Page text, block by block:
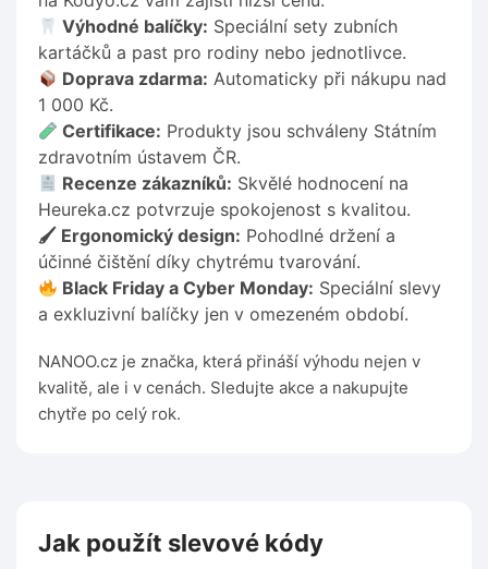
Výhodné balíčky: Speciální sety zubních
kartáčků a past pro rodiny nebo jednotlivce.
Doprava zdarma: Automaticky při nákupu nad
1 000 Kč.
Certifikace: Produkty jsou schváleny Státním
zdravotním ústavem ČR.
Recenze zákazníků: Skvělé hodnocení na
Heureka.cz potvrzuje spokojenost s kvalitou.
🖌 Ergonomický design: Pohodlné držení a
účinné čištění díky chytrému tvarování.
Black Friday a Cyber Monday: Speciální slevy
a exkluzivní balíčky jen v omezeném období.
NANOO.cz je značka, která přináší výhodu nejen v
kvalitě, ale i v cenách. Sledujte akce a nakupujte
chytře po celý rok.
Jak použít slevové kódy